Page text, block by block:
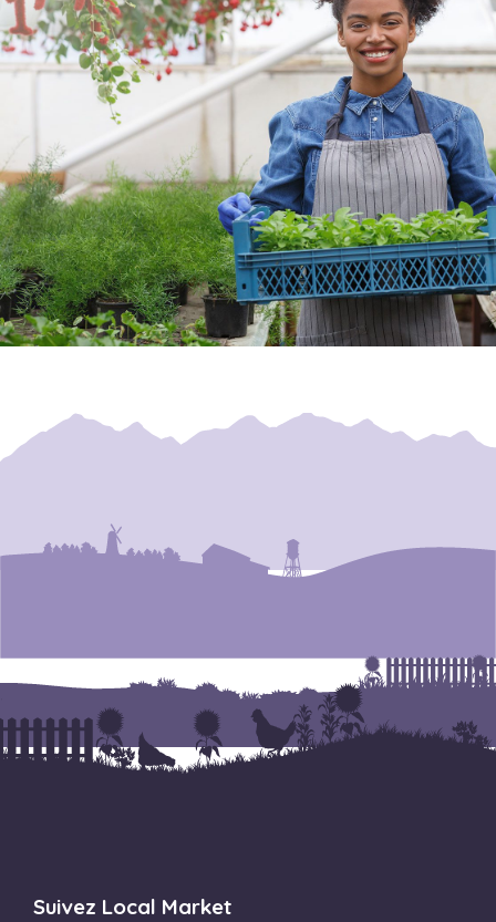
Suivez Local Market